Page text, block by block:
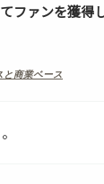
ファンを獲得
と商業ベース